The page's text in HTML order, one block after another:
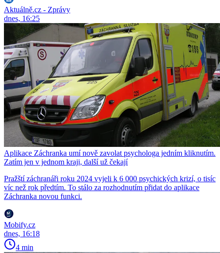
Aktuálně.cz - Zprávy
dnes, 16:25
Aplikace Záchranka umí nově zavolat psychologa jedním kliknutím.
Zatím jen v jednom kraji, další už čekají
Pražští záchranáři roku 2024 vyjeli k 6 000 psychických krizí, o tisíc
víc než rok předtím. To stálo za rozhodnutím přidat do aplikace
Záchranka novou funkci.
Mobify.cz
dnes, 16:18
4 min